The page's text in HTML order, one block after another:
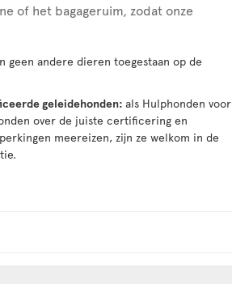
of het bagageruim, zodat onze
geen andere dieren toegestaan op de
geleidehonden: als Hulphonden voor
over de juiste certificering en
meereizen, zijn ze welkom in de